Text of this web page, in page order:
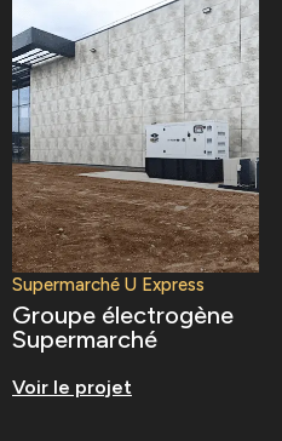
Supermarché U Express
Groupe électrogène
Supermarché
Voir le projet